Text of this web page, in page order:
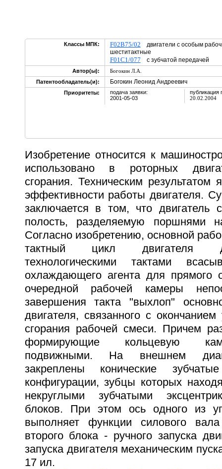
Классы МПК: F02B75/02 двигатели с особым
шеститактные
F01C1/077 с зубчатой передачей
Автор(ы):
Богокин Л.А.
Патентообладатель(и):
Богокин Леонид Андреевич
Приоритеты:
подача заявки:
2001-05-03
публикация
20.02.2004
Изобретение относится к
использовано в роторных
сгорания. Техническим результатом
эффективности работы двигателя.
заключается в том, что двигатель
полость, разделяемую поршнями
Согласно изобретению, основной
тактный цикл двигателя
технологическими тактами
охлаждающего агента для прямого
очередной рабочей камеры
завершения такта "выхлоп"
двигателя, связанного с
сгорания рабочей смеси. Причем
формирующие кольцевую
подвижными. На внешнем
закреплены конические
конфигурации, зубцы которых
некруглыми зубчатыми
блоков. При этом ось одного из
выполняет функции силового
второго блока - ручного запуска
запуска двигателя механическим
17 ил.